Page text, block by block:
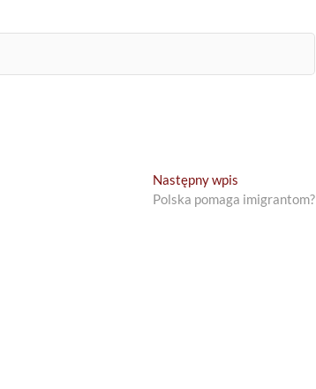
Następny wpis
post:
Polska pomaga imigrantom?